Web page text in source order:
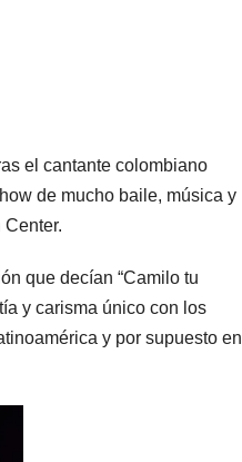
el cantante colombiano
de mucho baile, música y
que decían “Camilo tu
y carisma único con los
y por supuesto en